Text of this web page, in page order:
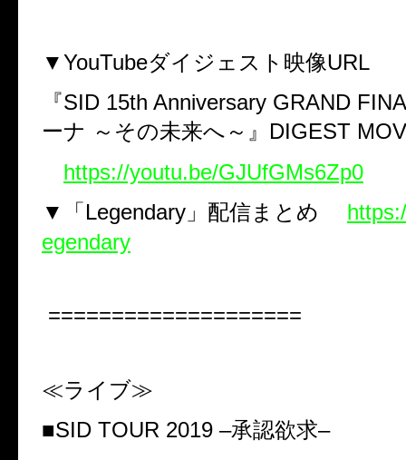
▼YouTubeダイジェスト映像URL
『SID 15th Anniversary GRAND
ーナ ～その未来へ～』 DIGEST
https://youtu.be/GJUfGMs6Zp0
▼「Legendary 」配信まとめ
egendary
====================
≪ライブ≫
■SID TOUR 2019 –承認欲求–